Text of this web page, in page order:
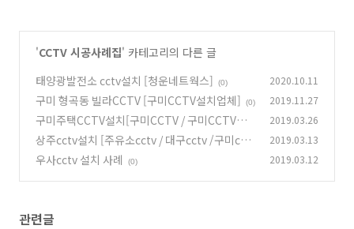
'CCTV 시공사례집' 카테고리의 다른 글
태양광발전소 cctv설치 [청운네트웍스]
(0) 2020.10.11
구미 형곡동 빌라CCTV [구미CCTV설치업체] (0) 2019.11.27
구미주택CCTV설치[구미CCTV / 구미CCTV설
치] (0)
2019.03.26
상주cctv설치 [주유소cctv / 대구cctv /구미cctv
/ 김천cctv ]
(0)
2019.03.13
우사cctv 설치 사례 (0) 2019.03.12
관련글